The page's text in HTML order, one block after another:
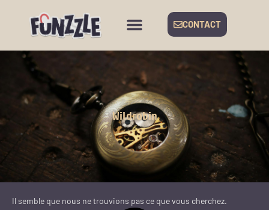
CONTACT
Wildrobin
Il semble que nous ne trouvions pas ce que vous cherchez.